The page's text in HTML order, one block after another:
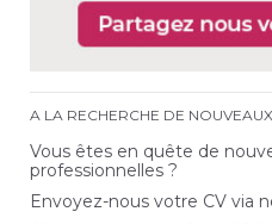
A LA RECHERCHE DE
Vous êtes en quête de
professionnelles ?
Envoyez-nous votre CV via